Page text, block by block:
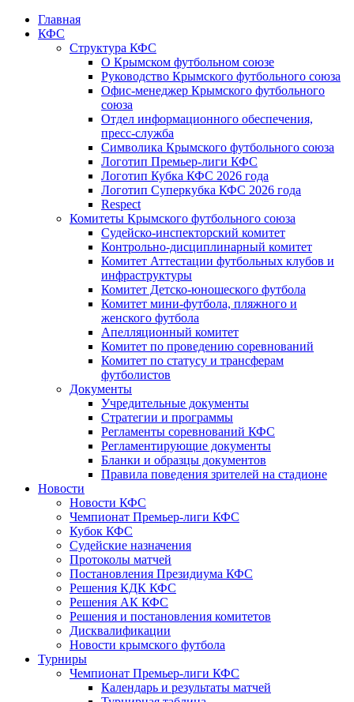
Главная
КФС
Структура КФС
О Крымском футбольном союзе
Руководство Крымского футбольного союза
Офис-менеджер Крымского футбольного
союза
Отдел информационного обеспечения,
пресс-служба
Символика Крымского футбольного союза
Логотип Премьер-лиги КФС
Логотип Кубка КФС 2026 года
Логотип Суперкубка КФС 2026 года
Respect
Комитеты Крымского футбольного союза
Судейско-инспекторский комитет
Контрольно-дисциплинарный комитет
Комитет Аттестации футбольных клубов и
инфраструктуры
Комитет Детско-юношеского футбола
Комитет мини-футбола, пляжного и
женского футбола
Апелляционный комитет
Комитет по проведению соревнований
Комитет по статусу и трансферам
футболистов
Документы
Учредительные документы
Стратегии и программы
Регламенты соревнований КФС
Регламентирующие документы
Бланки и образцы документов
Правила поведения зрителей на стадионе
Новости
Новости КФС
Чемпионат Премьер-лиги КФС
Кубок КФС
Судейские назначения
Протоколы матчей
Постановления Президиума КФС
Решения КДК КФС
Решения АК КФС
Решения и постановления комитетов
Дисквалификации
Новости крымского футбола
Турниры
Чемпионат Премьер-лиги КФС
Календарь и результаты матчей